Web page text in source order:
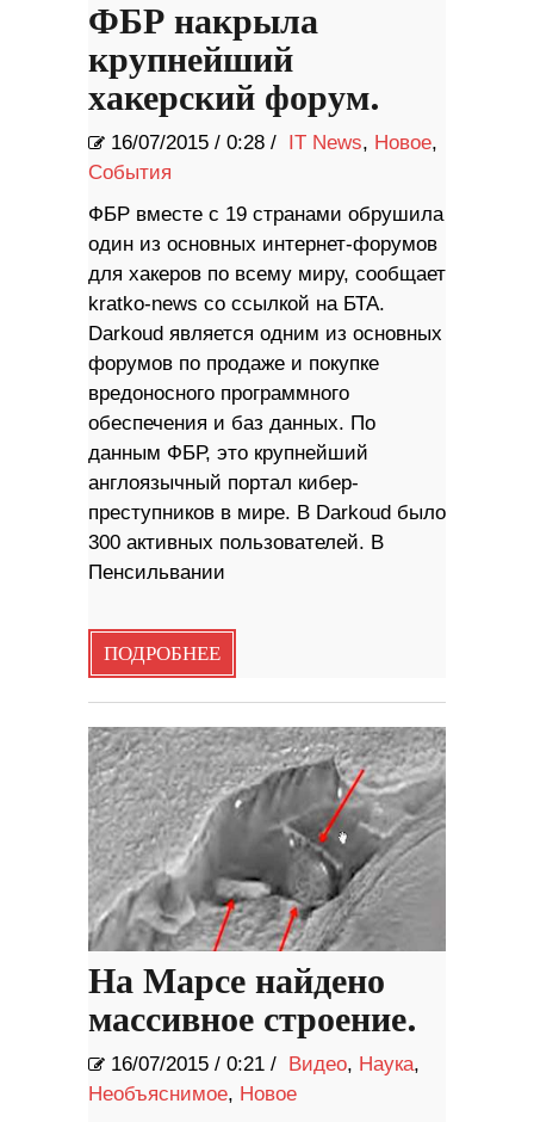
ФБР накрыла
крупнейший
хакерский форум.
16/07/2015 / 0:28 / IT News, Новое,
События
ФБР вместе с 19 странами обрушила
один из основных интернет-форумов
для хакеров по всему миру, сообщает
kratko-news со ссылкой на БТА.
Darkoud является одним из основных
форумов по продаже и покупке
вредоносного программного
обеспечения и баз данных. По
данным ФБР, это крупнейший
англоязычный портал кибер-
преступников в мире. В Darkoud было
300 активных пользователей. В
Пенсильвании
ПОДРОБНЕЕ
На Марсе найдено
массивное строение.
16/07/2015 / 0:21 / Видео, Наука,
Необъяснимое, Новое